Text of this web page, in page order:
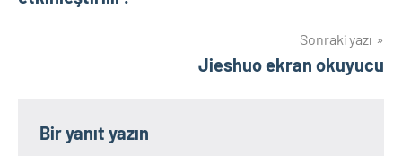
Sonraki yazı
Jieshuo ekran okuyucu
Bir yanıt yazın